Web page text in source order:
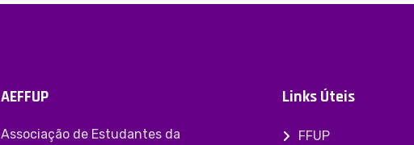
AEFFUP
Associação de Estudantes da
Links Úteis
FFUP